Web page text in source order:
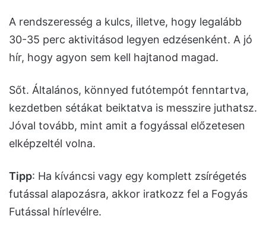
A rendszeresség a kulcs, illetve, hogy legalább
30-35 perc aktivitásod legyen edzésenként. A jó
hír, hogy agyon sem kell hajtanod magad.
Sőt. Általános, könnyed futótempót fenntartva,
kezdetben sétákat beiktatva is messzire juthatsz.
Jóval tovább, mint amit a fogyással előzetesen
elképzeltél volna.
Tipp: Ha kíváncsi vagy egy komplett zsírégetés
futással alapozásra, akkor iratkozz fel a Fogyás
Futással hírlevélre.